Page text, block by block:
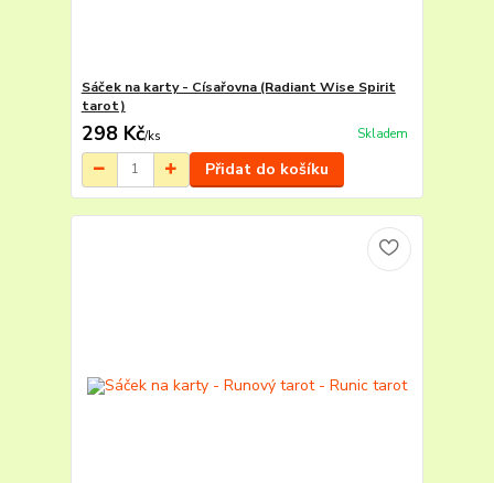
Sáček na karty - Císařovna (Radiant Wise Spirit
tarot)
298 Kč/ks Skladem
Přidat do košíku